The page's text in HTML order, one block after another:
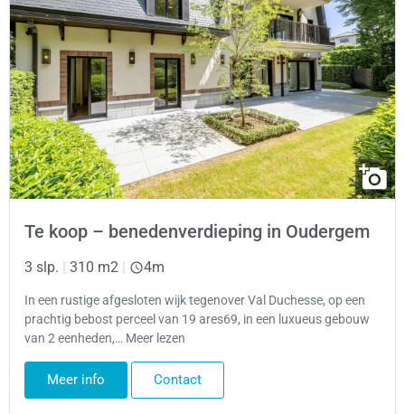
Te koop – benedenverdieping in Oudergem
3 slp. | 310 m2 | 4m
In een rustige afgesloten wijk tegenover Val Duchesse, op een
prachtig bebost perceel van 19 ares69, in een luxueus gebouw
van 2 eenheden,… Meer lezen
Meer info Contact